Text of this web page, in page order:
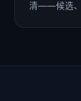
清——候选、